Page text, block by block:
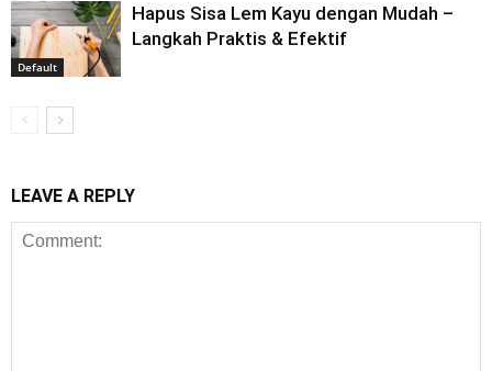
Default
Hapus Sisa Lem Kayu dengan Mudah –
Langkah Praktis & Efektif
LEAVE A REPLY